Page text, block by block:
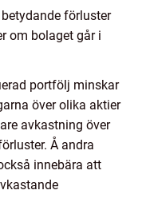
förluster
om bolaget går i
portfölj minskar
över olika aktier
avkastning över
Å andra
innebära att